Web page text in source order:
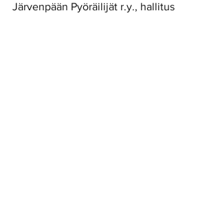
Järvenpään Pyöräilijät r.y., hallitus